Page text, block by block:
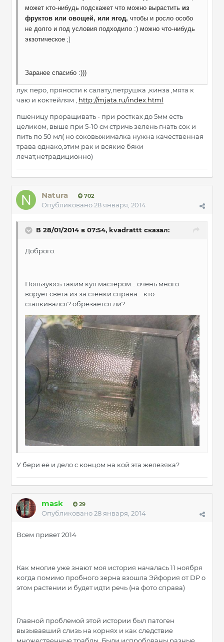
может кто-нибудь подскажет что можно вырастить из
фруктов или овощей, или ягод, чтобы и росло особо
не долго и под условия подходило :) можно что-нибудь
экзотическое ;)
Заранее спасибо :)))
лук перо, пряности к салату,петрушка ,кинза ,мята к
чаю и коктейлям , http://mjata.ru/index.html
пшеницу проращивать - при ростках до 5мм есть
целиком, выше при 5-10 см стричь зелень гнать сок и
пить по 50 мл( но соковыжималка нужна качественная
трава однако,этим рак и всякие бяки
лечат,нетрадиционно)
Natura 702
Опубликовано28 января, 2014
В 28/01/2014 в 07:54, kvadrattt сказал:
Доброго.
Пользуюсь таким кул мастером....очень много
ворует света из за стенки справа....кто
сталкивался? обрезается ли?
У бери её и дело с концом на кой эта железяка?
mask 29
Опубликовано28 января, 2014
Всем привет 2014
Как многие уже знают моя история началась 11 ноября
когда помимо пробного зерна взошла Эйфория от DP о
этом растении и будет идти речь (на фото справа)
Главной проблемой этой истории был патоген
вызывавший слизь на корнях и как следствие